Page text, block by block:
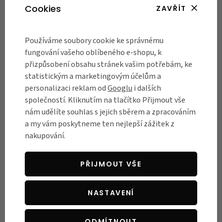
posed a pohodlnou ergonomii ocení zejména lidé s
problémy s páteří.
Pohodlná městská kola patří do našeho hlavního sortimentu. Z naší široké
nabídky si tak vybere každý.Nemusíte vybírat podle obrázků, můžete
přijít do našich
prodejen
a na vaše vysněné kolo se skutečně
posadit.
Chcete mít přehled už nyní než nás navštívíte? Podívejte se do
průvodce výběrem městských kol
Cookies ZAVŘÍT
Používáme soubory cookie ke správnému
fungování vašeho oblíbeného e-shopu, k
přizpůsobení obsahu stránek vašim potřebám, ke
statistickým a marketingovým účelům a
personalizaci reklam odGooglu i dalších
společností. Kliknutím na tlačítko Přijmout vše
nám udělíte souhlas s jejich sběrem a zpracováním
a my vám poskytneme ten nejlepší zážitek z
nakupování.
PŘIJMOUT VŠE
NASTAVENÍ